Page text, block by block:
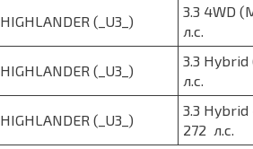
HIGHLANDER (_U3_)
3.3 4WD
л.с.
HIGHLANDER (_U3_)
3.3 Hybrid
л.с.
HIGHLANDER (_U3_)
3.3 Hybrid
272 л.с.